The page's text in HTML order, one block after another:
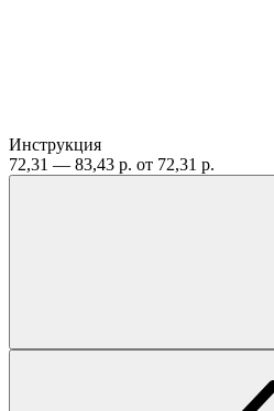
Инструкция
72,31 — 83,43 р. от 72,31 р.